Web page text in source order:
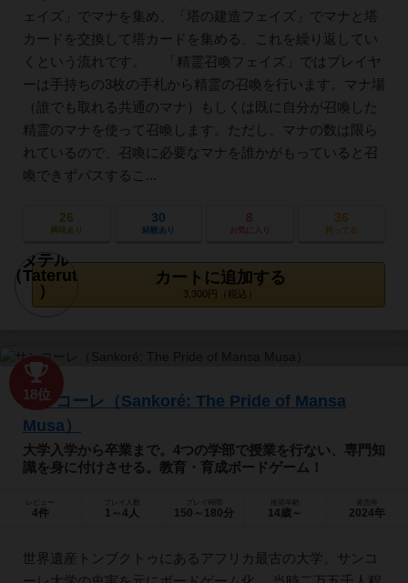
ェイズ」でマナを集め、「塔の建造フェイズ」でマナと塔
カードを交換して塔カードを集める、これを繰り返してい
くという流れです。 「精霊召喚フェイズ」ではプレイヤ
ーは手持ちの3枚の手札から精霊の召喚を行います。マナ場
（誰でも取れる共通のマナ）もしくは既に自分が召喚した
精霊のマナを使って召喚します。ただし、マナの数は限ら
れているので、召喚に必要なマナを誰かがもっていると召
喚できずパスするこ...
26
興味あり
30
経験あり
8
お気に入り
36
持ってる
カートに追加する
3,300円（税込）
18位
サンコーレ（Sankoré: The Pride of Mansa
Musa）
大学入学から卒業まで。4つの学部で授業を行ない、専門知
識を身に付けさせる。教育・育成ボードゲーム！
4件
プレイ人数
1～4人 150～180分 14歳～ 2024年
世界遺産トンブクトゥにあるアフリカ最古の大学。サンコ